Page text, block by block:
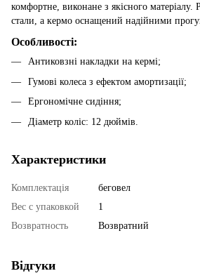
комфортне, виконане з якісного матеріалу.
стали, а кермо оснащений надійними
Особливості:
Антиковзні накладки на кермі;
Гумові колеса з ефектом амортизації;
Ергономічне сидіння;
Діаметр коліс: 12 дюймів.
Характеристики
Комплектація
беговел
Вес с упаковкой
1
Возвратность
Возвратний
Відгуки